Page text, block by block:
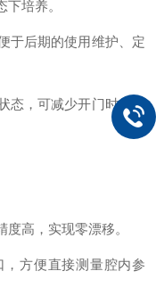
培养。
于后期的使用维护、定
态，可减少开门时的参
高，实现零漂移。
方便直接测量腔内参